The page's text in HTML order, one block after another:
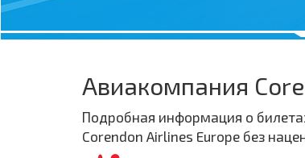
Авиакомпания
Подробная информация о
Corendon Airlines Europe без